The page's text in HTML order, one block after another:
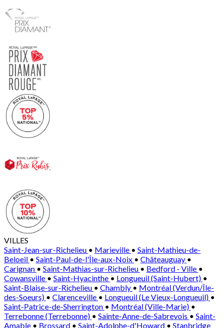
VILLES
Saint-Jean-sur-Richelieu • Marieville • Saint-Mathieu-de-
Beloeil • Saint-Paul-de-l'Île-aux-Noix • Châteauguay •
Carignan • Saint-Mathias-sur-Richelieu • Bedford - Ville •
Cowansville • Saint-Hyacinthe • Longueuil (Saint-Hubert) •
Saint-Blaise-sur-Richelieu • Chambly • Montréal (Verdun/Île-
des-Soeurs) • Clarenceville • Longueuil (Le Vieux-Longueuil) •
Saint-Patrice-de-Sherrington • Montréal (Ville-Marie) •
Terrebonne (Terrebonne) • Sainte-Anne-de-Sabrevois • Saint-
Amable • Brossard • Saint-Adolphe-d'Howard • Stanbridge